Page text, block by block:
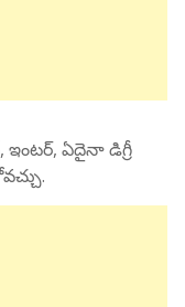
ఇంటర్, ఏదైనా డిగ్రీ